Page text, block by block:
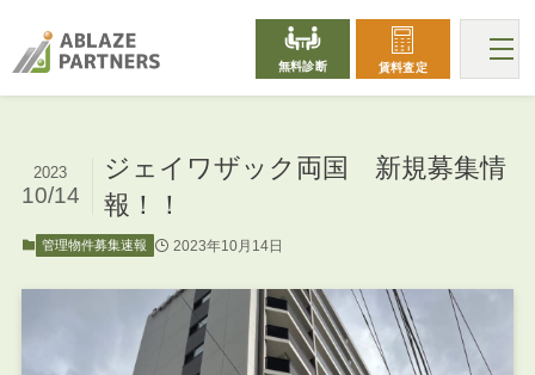
無料診断 賃料査定
ジェイワザック両国 新規募集情
報！！
2023
10/14
管理物件募集速報 2023年10月14日